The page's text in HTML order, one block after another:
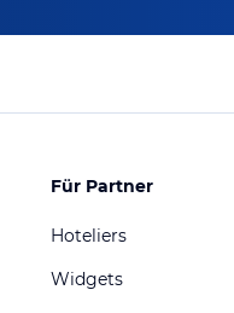
Für Partner
Hoteliers
Widgets